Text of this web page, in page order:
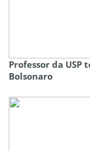
Professor da
Bolsonaro